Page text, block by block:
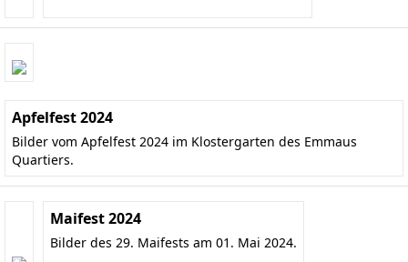
Apfelfest 2024
Bilder vom Apfelfest 2024 im Klostergarten des Emmaus
Quartiers.
Maifest 2024
Bilder des 29. Maifests am 01. Mai 2024.